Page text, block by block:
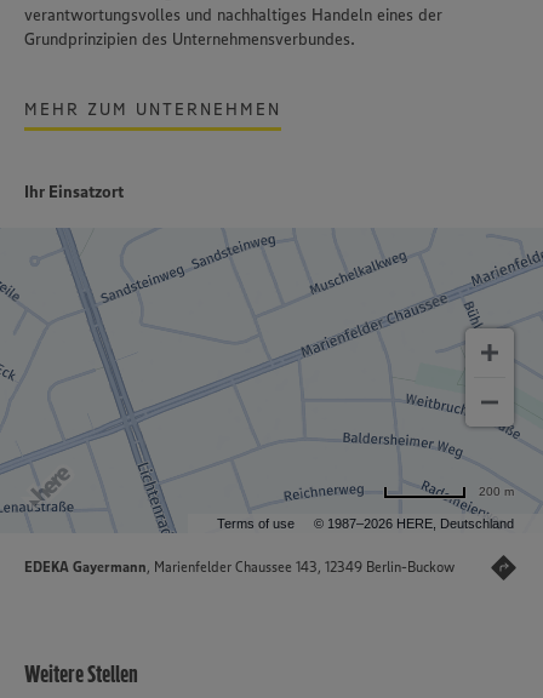
verantwortungsvolles und nachhaltiges Handeln eines der
Grundprinzipien des Unternehmensverbundes.
MEHR ZUM UNTERNEHMEN
Ihr Einsatzort
Terms of use © 1987–2026 HERE, Deutschland
200 m
EDEKA Gayermann, Marienfelder Chaussee 143, 12349 Berlin-Buckow
Weitere Stellen